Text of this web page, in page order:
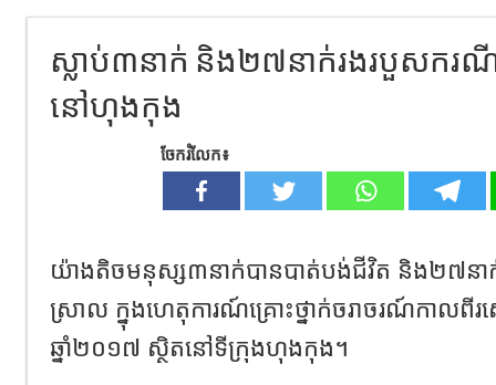
ស្លាប់៣នាក់ និង២៧នាក់រងរបួសករណី
នៅហុងកុង
ចែករំលែក៖
យ៉ាងតិចមនុស្ស៣នាក់បានបាត់បង់ជីវិត និង២៧នាក់
ស្រាល ក្នុងហេតុការណ៍គ្រោះថ្នាក់ចរាចរណ៍កាលពីរ
ឆ្នាំ២០១៧ ស្ថិតនៅទីក្រុងហុងកុង។